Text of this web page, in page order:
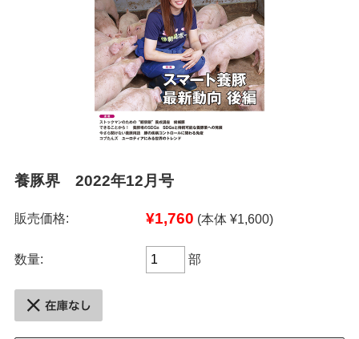
養豚界 2022年12月号
販売価格: ¥1,760 (本体 ¥1,600)
数量: 部